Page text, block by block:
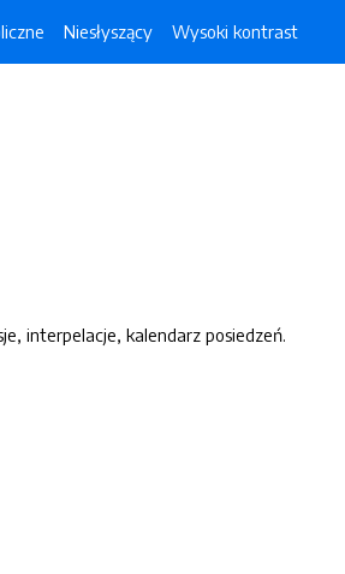
Niesłyszący Wysoki kontrast
interpelacje, kalendarz posiedzeń.